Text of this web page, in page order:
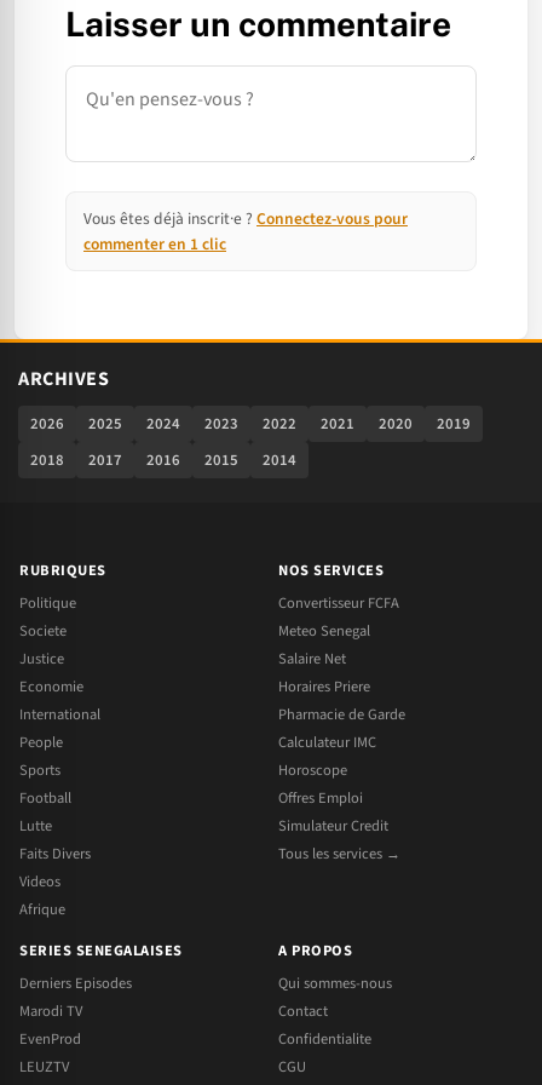
Laisser un commentaire
Commentaire
Vous êtes déjà inscrit·e ? Connectez-vous pour
commenter en 1 clic
ARCHIVES
2026 2025 2024 2023 2022 2021 2020
2019
2018
2017 2016 2015 2014
RUBRIQUES
Politique
Societe
Justice
Economie
International
People
Sports
Football
Lutte
Faits Divers
Videos
Afrique
NOS SERVICES
Convertisseur FCFA
Meteo Senegal
Salaire Net
Horaires Priere
Pharmacie de Garde
Calculateur IMC
Horoscope
Offres Emploi
Simulateur Credit
Tous les services →
SERIES SENEGALAISES
Derniers Episodes
Marodi TV
EvenProd
LEUZTV
A PROPOS
Qui sommes-nous
Contact
Confidentialite
CGU